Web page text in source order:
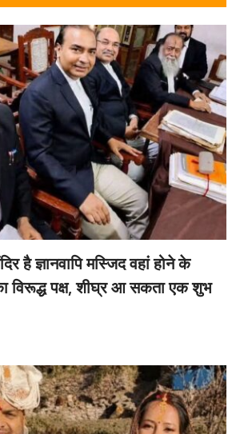
है ज्ञानवापि मस्जिद वहां होने के
विरूद्ध पक्ष, शीघ्र आ सकता एक शुभ